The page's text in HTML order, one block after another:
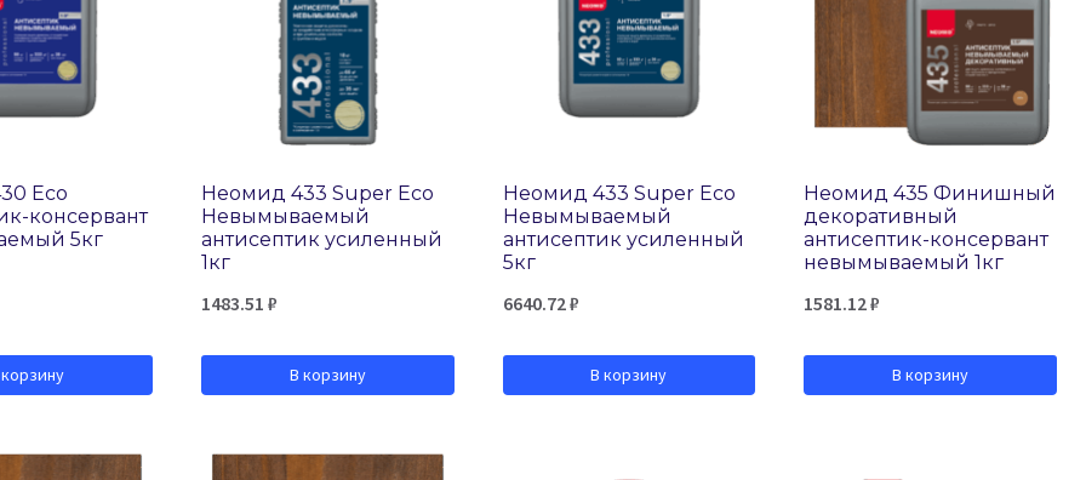
Eco
консервант
5кг
Неомид 433 Super Eco
Невымываемый
антисептик усиленный
1кг
1483.51 ₽
В корзину
Неомид 433 Super Eco
Невымываемый
антисептик усиленный
5кг
6640.72₽
В корзину
Неомид 435 Финишный
декоративный
антисептик-консервант
невымываемый 1кг
1581.12₽
В корзину